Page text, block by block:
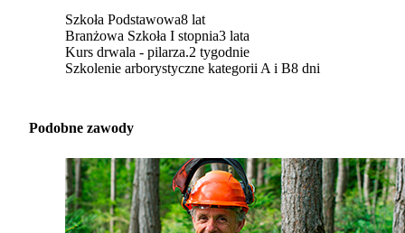
Szkoła Podstawowa8 lat
Branżowa Szkoła I stopnia3 lata
Kurs drwala - pilarza.2 tygodnie
Szkolenie arborystyczne kategorii A i B8 dni
Podobne zawody